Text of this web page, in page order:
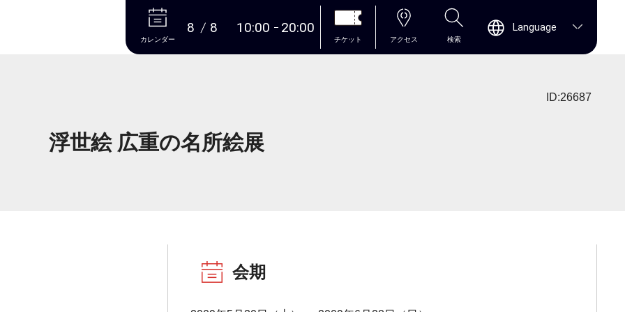
本文へ
カレンダー
8 8 10:00 20:00
チケット アクセス 検索
Language
ID:26687
浮世絵 広重の名所絵展
会期